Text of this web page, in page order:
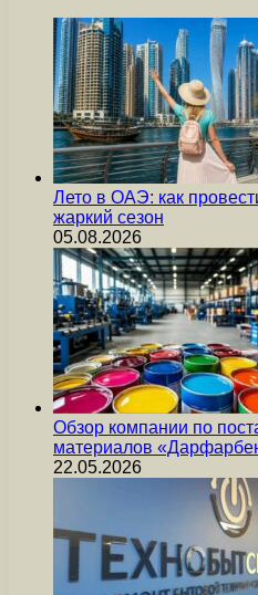
Лето в ОАЭ: как
жаркий сезон
05.08.2026
Обзор компании по
материалов
22.05.2026